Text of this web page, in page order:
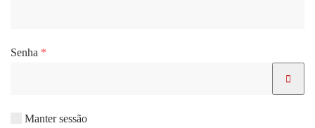
Senha *
Manter sessão